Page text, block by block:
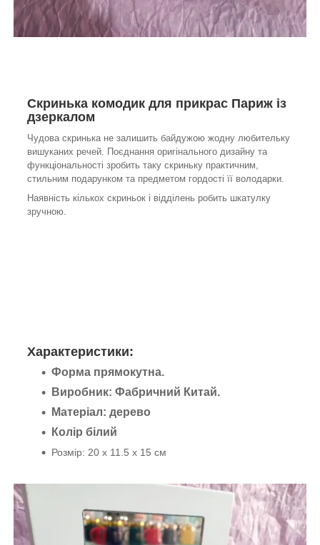
Скринька комодик для прикрас Париж із
дзеркалом
Чудова скринька не залишить байдужою жодну любительку
вишуканих речей. Поєднання оригінального дизайну та
функціональності зробить таку скриньку практичним,
стильним подарунком та предметом гордості її володарки.
Наявність кількох скриньок і відділень робить шкатулку
зручною.
Характеристики:
Форма прямокутна.
Виробник: Фабричний Китай.
Матеріал: дерево
Колір білий
Розмір: 20 х 11.5 х 15 см